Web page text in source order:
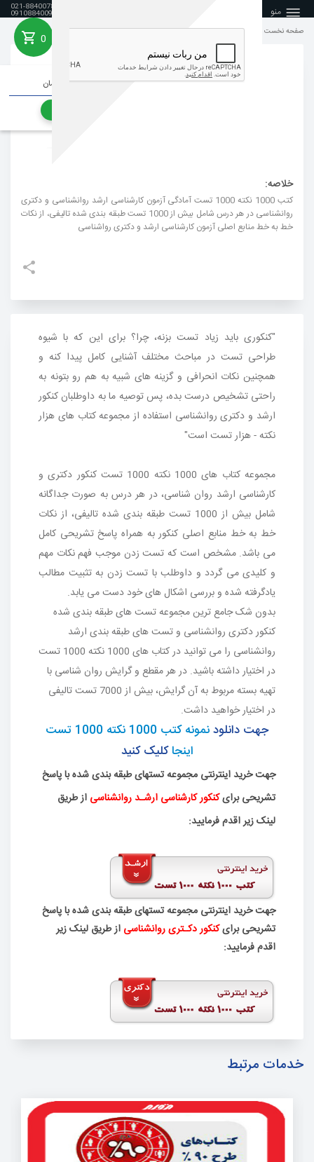
منو
جستجو
021-88400788
09108840099
0
جمع هزینه خرید :0 تومان
صفحه نخست مجموعه کتب 1000نکته 1000تست
خلاصه:
کتب 1000 نکته 1000 تست آمادگی آزمون کارشناسی ارشد روانشناسی و دکتری
روانشناسی در هر درس شامل بیش از 1000 تست طبقه بندی شده تالیفی، از نکات
خط به خط منابع اصلی آزمون کارشناسی ارشد و دکتری رواشناسی
"کنکوری باید زیاد تست بزنه، چرا؟ برای این که با شیوه
طراحی تست در مباحث مختلف آشنایی کامل پیدا کنه و
همچنین نکات انحرافی و گزینه های شبیه به هم رو بتونه به
راحتی تشخیص درست بده، پس توصیه ما به داوطلبان کنکور
ارشد و دکتری روانشناسی استفاده از مجموعه کتاب های هزار
نکته - هزار تست است"
مجموعه کتاب های 1000 نکته 1000 تست کنکور دکتری و
کارشناسی ارشد روان شناسی، در هر درس به صورت جداگانه
شامل بیش از 1000 تست طبقه بندی شده تالیفی، از نکات
خط به خط منابع اصلی کنکور به همراه پاسخ تشریحی کامل
می باشد. مشخص است که تست زدن موجب فهم نکات مهم
و کلیدی می گردد و داوطلب با تست زدن به تثبیت مطالب
یادگرفته شده و بررسی اشکال های خود دست می یابد.
بدون شک جامع ترین مجموعه تست های طبقه بندی شده
کنکور دکتری روانشناسی و تست های طبقه بندی ارشد
روانشناسی را می توانید در کتاب های 1000 نکته 1000 تست
در اختیار داشته باشید. در هر مقطع و گرایش روان شناسی با
تهیه بسته مربوط به آن گرایش، بیش از 7000 تست تالیفی
در اختیار خواهید داشت.
جهت دانلود
نمونه کتب 1000 نکته 1000 تست
اینجاکلیک کنید
جهت خرید اینترنتی مجموعه تستهای طبقه بندی شده با پاسخ
تشریحی برایکنکور کارشناسی ارشـد روانشناسی از طریق
لینک زیر اقدم فرمایید:
جهت خرید اینترنتی مجموعه تستهای طبقه بندی شده با پاسخ
تشریحی برایکنکور دکـتری روانشناسی از طریق لینک زیر
اقدم فرمایید:
خدمات مرتبط